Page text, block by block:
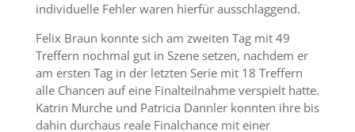
individuelle Fehler waren hierfür ausschlaggend.
Felix Braun konnte sich am zweiten Tag mit 49
Treffern nochmal gut in Szene setzen, nachdem er
am ersten Tag in der letzten Serie mit 18 Treffern
alle Chancen auf eine Finalteilnahme verspielt hatte.
Katrin Murche und Patricia Dannler konnten ihre bis
dahin durchaus reale Finalchance mit einer